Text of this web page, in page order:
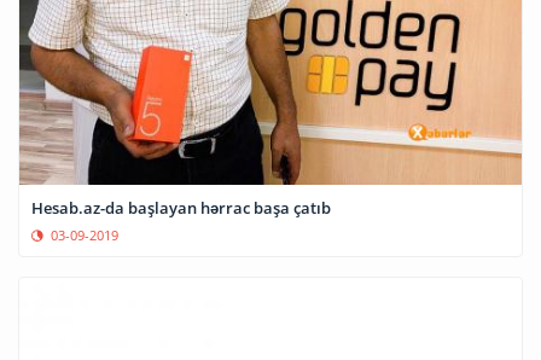
Hesab.az-da başlayan hərrac başa çatıb
03-09-2019